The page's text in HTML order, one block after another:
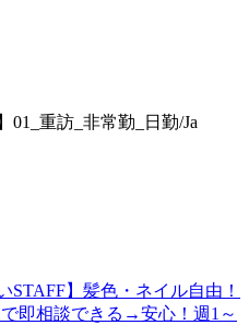
重訪_非常勤_日勤/Ja
STAFF】髪色・ネイル自由！
即相談できる→安心！週1～